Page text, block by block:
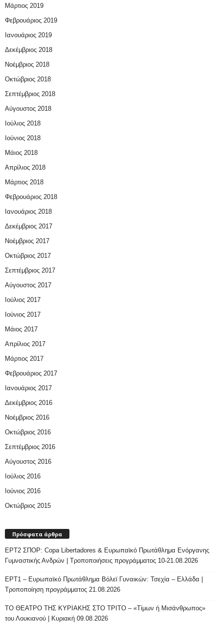
Μάρτιος 2019
Φεβρουάριος 2019
Ιανουάριος 2019
Δεκέμβριος 2018
Νοέμβριος 2018
Οκτώβριος 2018
Σεπτέμβριος 2018
Αύγουστος 2018
Ιούλιος 2018
Ιούνιος 2018
Μάιος 2018
Απρίλιος 2018
Μάρτιος 2018
Φεβρουάριος 2018
Ιανουάριος 2018
Δεκέμβριος 2017
Νοέμβριος 2017
Οκτώβριος 2017
Σεπτέμβριος 2017
Αύγουστος 2017
Ιούλιος 2017
Ιούνιος 2017
Μάιος 2017
Απρίλιος 2017
Μάρτιος 2017
Φεβρουάριος 2017
Ιανουάριος 2017
Δεκέμβριος 2016
Νοέμβριος 2016
Οκτώβριος 2016
Σεπτέμβριος 2016
Αύγουστος 2016
Ιούλιος 2016
Ιούνιος 2016
Οκτώβριος 2015
Πρόσφατα άρθρα
ΕΡΤ2 ΣΠΟΡ: Copa Libertadores & Ευρωπαϊκό Πρωτάθλημα Ενόργανης
Γυμναστικής Ανδρών | Τροποποιήσεις προγράμματος 10-21.08.2026
ΕΡΤ1 – Ευρωπαϊκό Πρωτάθλημα Βόλεϊ Γυναικών: Τσεχία – Ελλάδα |
Τροποποίηση προγράμματος 21.08.2026
ΤΟ ΘΕΑΤΡΟ ΤΗΣ ΚΥΡΙΑΚΗΣ ΣΤΟ ΤΡΙΤΟ – «Τίμων ή Μισάνθρωπος»
του Λουκιανού | Κυριακή 09.08.2026